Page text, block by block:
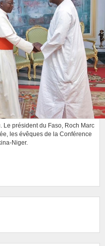
président du Faso, Roch Marc
les évêques de la Conférence
Niger.